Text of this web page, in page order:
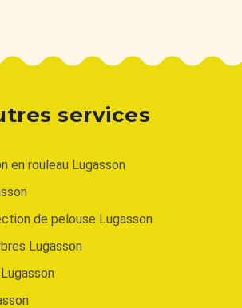
services
en rouleau Lugasson
de pelouse Lugasson
Lugasson